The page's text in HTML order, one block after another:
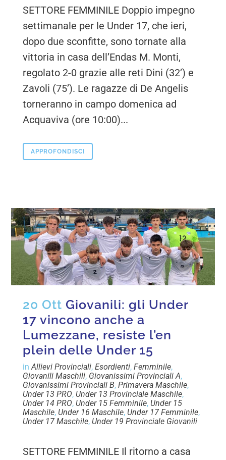
SETTORE FEMMINILE Doppio impegno
settimanale per le Under 17, che ieri,
dopo due sconfitte, sono tornate alla
vittoria in casa dell’Endas M. Monti,
regolato 2-0 grazie alle reti Dini (32’) e
Zavoli (75’). Le ragazze di De Angelis
torneranno in campo domenica ad
Acquaviva (ore 10:00)...
APPROFONDISCI
20 Ott Giovanili: gli Under
17 vincono anche a
Lumezzane, resiste l’en
plein delle Under 15
inAllievi Provinciali,Esordienti,Femminile,
Giovanili Maschili, Giovanissimi Provinciali A,
Giovanissimi Provinciali B,Primavera Maschile,
Under 13 PRO, Under 13 Provinciale Maschile,
Under 14 PRO, Under 15 Femminile, Under 15
Maschile, Under 16 Maschile, Under 17 Femminile,
Under 17 Maschile, Under 19 Provinciale Giovanili
SETTORE FEMMINILE Il ritorno a casa